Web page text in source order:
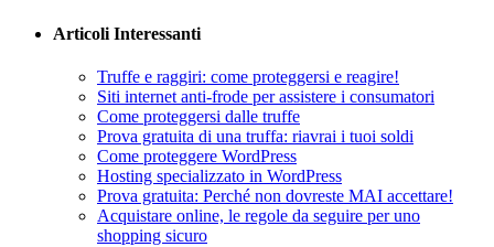
Articoli Interessanti
Truffe e raggiri: come proteggersi e reagire!
Siti internet anti-frode per assistere i consumatori
Come proteggersi dalle truffe
Prova gratuita di una truffa: riavrai i tuoi soldi
Come proteggere WordPress
Hosting specializzato in WordPress
Prova gratuita: Perché non dovreste MAI accettare!
Acquistare online, le regole da seguire per uno
shopping sicuro